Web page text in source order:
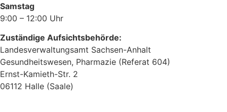
Samstag
9:00 – 12:00 Uhr
Zuständige Aufsichtsbehörde:
Landesverwaltungsamt Sachsen-Anhalt
Gesundheitswesen, Pharmazie (Referat 604)
Ernst-Kamieth-Str. 2
06112 Halle (Saale)